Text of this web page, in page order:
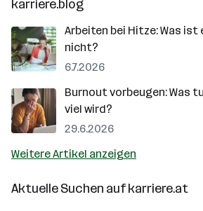
karriere.blog
Arbeiten bei Hitze: Was ist
nicht?
6.7.2026
Burnout vorbeugen: Was
viel wird?
29.6.2026
Weitere Artikel anzeigen
Aktuelle Suchen aufkarriere.at